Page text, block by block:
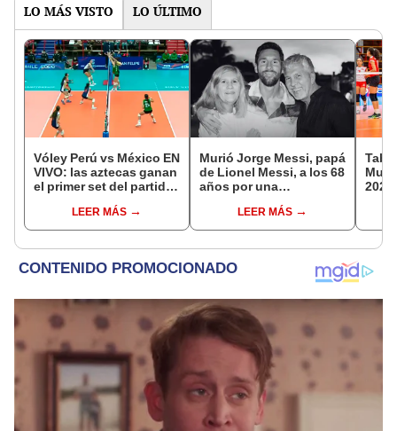
LO MÁS VISTO LO ÚLTIMO
Vóley Perú vs México EN
VIVO: las aztecas ganan
el primer set del partido
Mundial sub 17 2026
LEER MÁS
Murió Jorge Messi, papá
de Lionel Messi, a los 68
años por una
LEER MÁS